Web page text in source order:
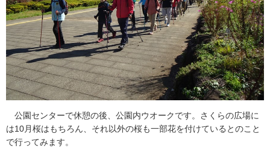
公園センターで休憩の後、公園内ウオークです。さくらの広場に
は10月桜はもちろん、それ以外の桜も一部花を付けているとのこと
で行ってみます。